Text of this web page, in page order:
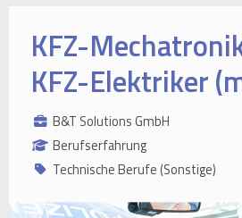
KFZ-
KFZ-Elektriker
B&T Solutions GmbH
Berufserfahrung
Technische Berufe (Sonstige)